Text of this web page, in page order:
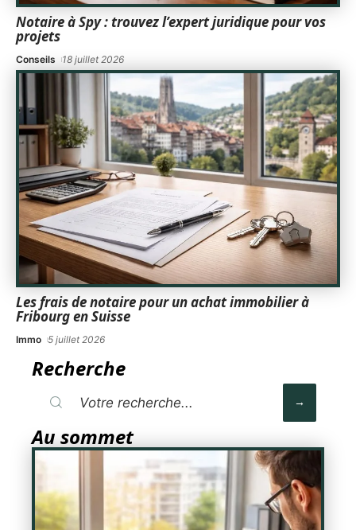
Notaire à Spy : trouvez l’expert juridique pour vos
projets
Conseils 18 juillet 2026
Les frais de notaire pour un achat immobilier à
Fribourg en Suisse
Immo 5 juillet 2026
Recherche
Au sommet